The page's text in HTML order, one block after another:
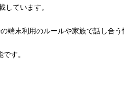
しています。
端末利用のルールや家族で話し合
す。